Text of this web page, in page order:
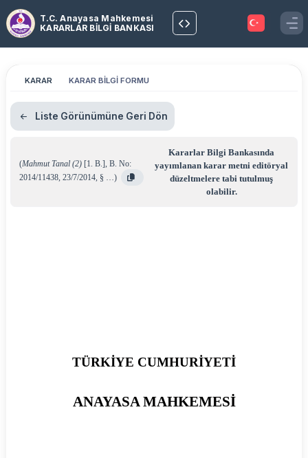
T.C. Anayasa Mahkemesi
KARARLAR BİLGİ BANKASI
KARAR KARAR BİLGİ FORMU
Liste Görünümüne Geri Dön
(Mahmut Tanal (2) [1. B.], B. No:
2014/11438, 23/7/2014, § …)
Kararlar Bilgi Bankasında
yayımlanan karar metni editöryal
düzeltmelere tabi tutulmuş
olabilir.